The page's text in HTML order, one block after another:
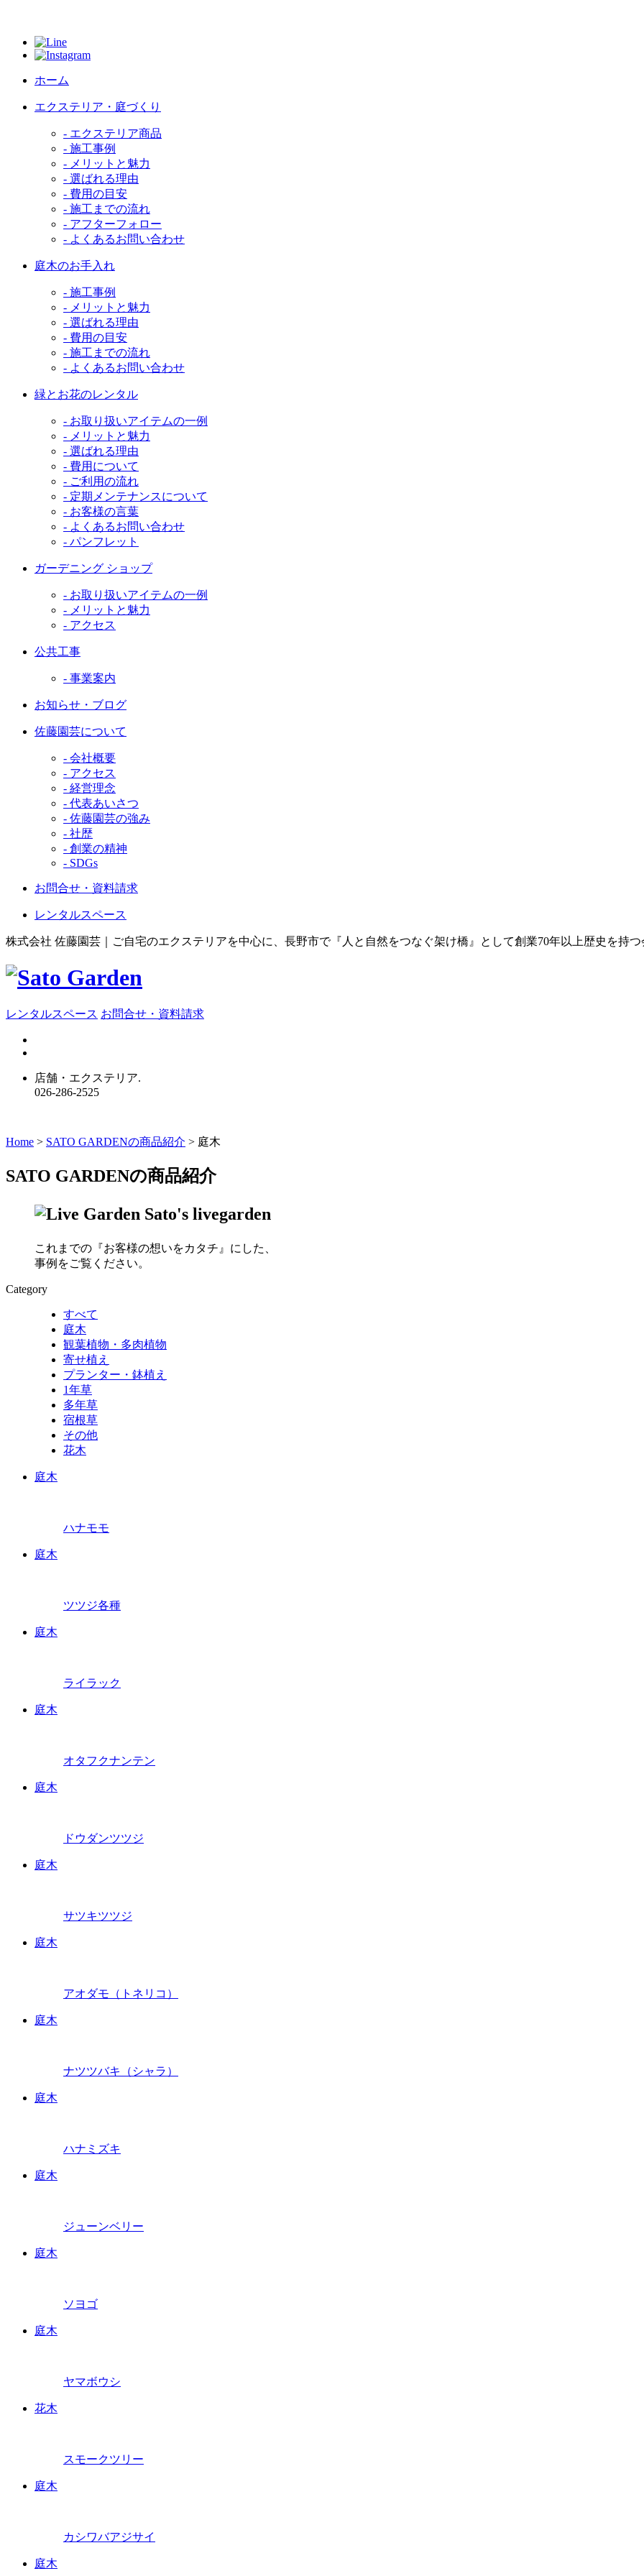
ホーム
エクステリア・庭づくり
- エクステリア商品
- 施工事例
- メリットと魅力
- 選ばれる理由
- 費用の目安
- 施工までの流れ
- アフターフォロー
- よくあるお問い合わせ
庭木のお手入れ
- 施工事例
- メリットと魅力
- 選ばれる理由
- 費用の目安
- 施工までの流れ
- よくあるお問い合わせ
緑とお花のレンタル
- お取り扱いアイテムの一例
- メリットと魅力
- 選ばれる理由
- 費用について
- ご利用の流れ
- 定期メンテナンスについて
- お客様の言葉
- よくあるお問い合わせ
- パンフレット
ガーデニング ショップ
- お取り扱いアイテムの一例
- メリットと魅力
- アクセス
公共工事
- 事業案内
お知らせ・ブログ
佐藤園芸について
- 会社概要
- アクセス
- 経営理念
- 代表あいさつ
- 佐藤園芸の強み
- 社歴
- 創業の精神
- SDGs
お問合せ・資料請求
レンタルスペース
株式会社 佐藤園芸｜ご自宅のエクステリアを中心に、長野市で『人と自然をつなぐ架け橋』として創業70年以上歴史を持つ
レンタルスペース お問合せ・資料請求
店舗・エクステリア.
026-286-2525
Home > SATO GARDENの商品紹介 > 庭木
SATO GARDENの商品紹介
これまでの 『お客様の想いをカタチ』にした、
事例をご覧ください。
Category
すべて
庭木
観葉植物・多肉植物
寄せ植え
プランター・鉢植え
1年草
多年草
宿根草
その他
花木
庭木
ハナモモ
庭木
ツツジ各種
庭木
ライラック
庭木
オタフクナンテン
庭木
ドウダンツツジ
庭木
サツキツツジ
庭木
アオダモ（トネリコ）
庭木
ナツツバキ（シャラ）
庭木
ハナミズキ
庭木
ジューンベリー
庭木
ソヨゴ
庭木
ヤマボウシ
花木
スモークツリー
庭木
カシワバアジサイ
庭木